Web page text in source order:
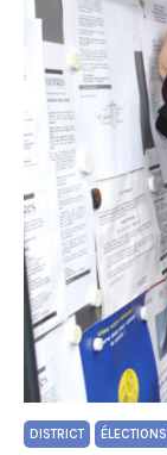
DISTRICT ÉLECTIONS